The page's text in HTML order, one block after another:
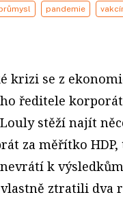
pandemie
krizi se z
ředitele
Louly stěží najít
za měřítko HDP,
k
ztratili dva